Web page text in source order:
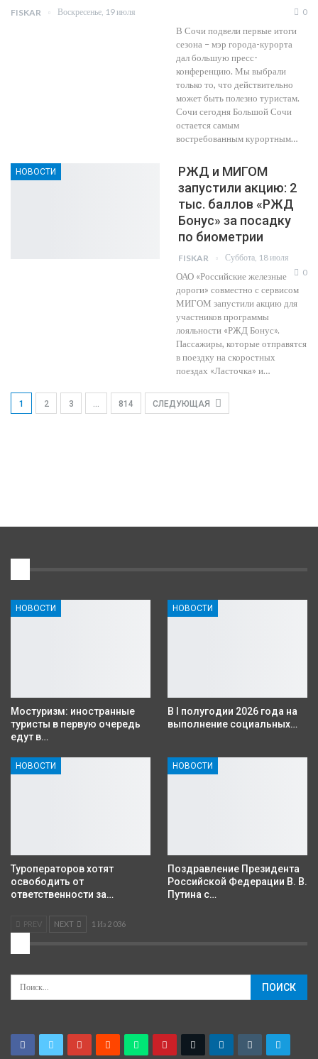
FISKAR Воскресенье, 19 июля 0
В Сочи подвели первые итоги
сезона – мэр города-курорта
дал большую пресс-
конференцию. Мы выбрали
только то, что действительно
может быть полезно туристам.
Сочи сегодня Большой Сочи
остается самым
востребованным курортным…
НОВОСТИ
РЖД и МИГОМ
запустили акцию: 2
тыс. баллов «РЖД
Бонус» за посадку
по биометрии
FISKAR
Суббота, 18 июля
0
ОАО «Российские железные
дороги» совместно с сервисом
МИГОМ запустили акцию для
участников программы
лояльности «РЖД Бонус».
Пассажиры, которые отправятся
в поездку на скоростных
поездах «Ласточка» и…
1 2 3 … 814 СЛЕДУЮЩАЯ
НОВОСТИ
Мостуризм: иностранные
туристы в первую очередь
едут в…
НОВОСТИ
В I полугодии 2026 года на
выполнение социальных…
НОВОСТИ
Туроператоров хотят
освободить от
ответственности за…
НОВОСТИ
Поздравление Президента
Российской Федерации В. В.
Путина с…
PREV NEXT 1 Из 2 036